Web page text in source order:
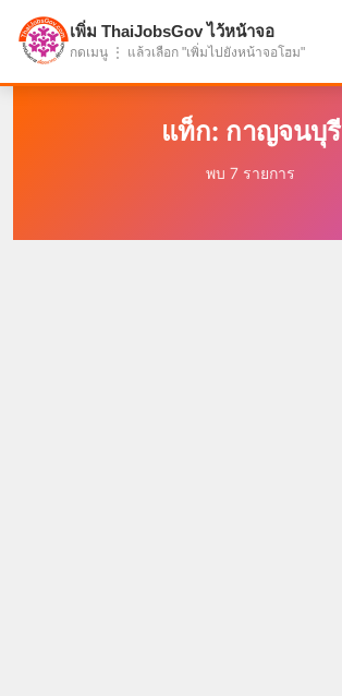
แบ่งปันโอกาส เพื่ออนาคตที่ก้าวหน้า
แท็ก: กาญจนบุรี
พบ 7 รายการ
เพิ่ม ThaiJobsGov ไว้หน้าจอ
กดเมนู ⋮ แล้วเลือก "เพิ่มไปยังหน้าจอโฮม"